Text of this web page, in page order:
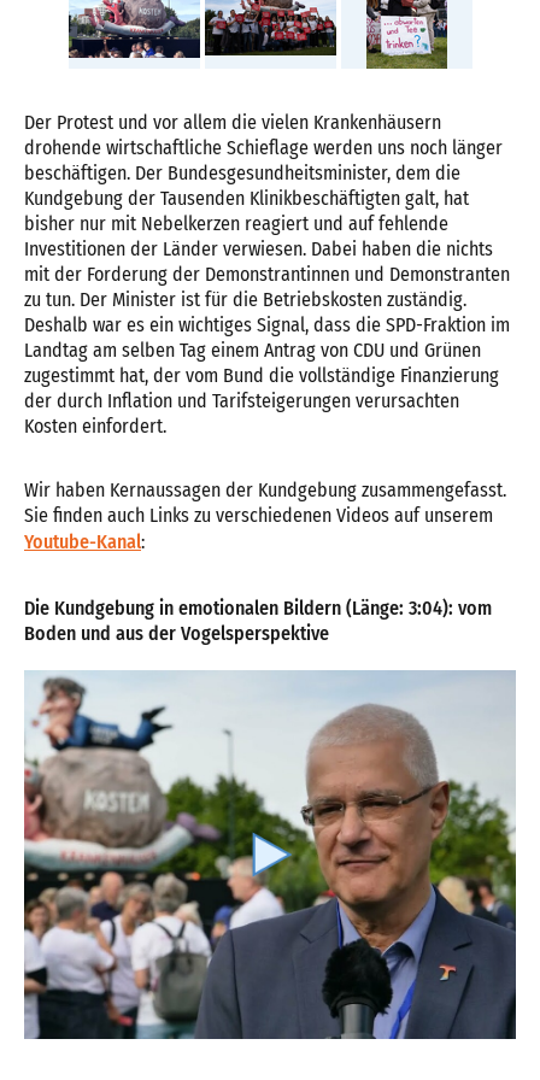
Der Protest und vor allem die vielen Krankenhäusern
drohende wirtschaftliche Schieflage werden uns noch länger
beschäftigen. Der Bundesgesundheitsminister, dem die
Kundgebung der Tausenden Klinikbeschäftigten galt, hat
bisher nur mit Nebelkerzen reagiert und auf fehlende
Investitionen der Länder verwiesen. Dabei haben die nichts
mit der Forderung der Demonstrantinnen und Demonstranten
zu tun. Der Minister ist für die Betriebskosten zuständig.
Deshalb war es ein wichtiges Signal, dass die SPD-Fraktion im
Landtag am selben Tag einem Antrag von CDU und Grünen
zugestimmt hat, der vom Bund die vollständige Finanzierung
der durch Inflation und Tarifsteigerungen verursachten
Kosten einfordert.
Wir haben Kernaussagen der Kundgebung zusammengefasst.
Sie finden auch Links zu verschiedenen Videos auf unserem
Youtube-Kanal:
Die Kundgebung in emotionalen Bildern (Länge: 3:04): vom
Boden und aus der Vogelsperspektive